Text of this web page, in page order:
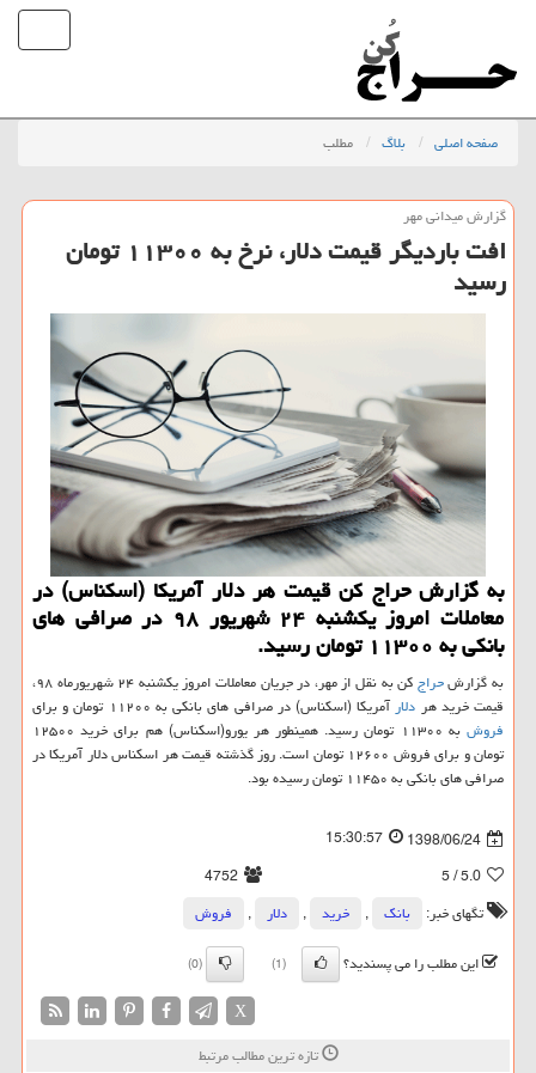
صفحه اصلی بلاگ مطلب
گزارش میدانی مهر
افت باردیگر قیمت دلار، نرخ به ۱۱۳۰۰ تومان
رسید
به گزارش حراج كن قیمت هر دلار آمریكا (اسكناس) در
معاملات امروز یكشنبه ۲۴ شهریور ۹۸ در صرافی های
بانكی به ۱۱۳۰۰ تومان رسید.
به گزارشحراج
كن به نقل از مهر، در جریان معاملات امروز یكشنبه ۲۴ شهریورماه ۹۸،
قیمت خرید هر دلارآمریكا (اسكناس) در صرافی های بانكی به ۱۱۲۰۰ تومان و برای
فروش
به ۱۱۳۰۰ تومان رسید. همینطور هر یورو(اسكناس) هم برای خرید ۱۲۵۰۰
تومان و برای فروش ۱۲۶۰۰ تومان است. روز گذشته قیمت هر اسكناس دلار آمریكا در
صرافی های بانكی به ۱۱۴۵۰ تومان رسیده بود.
1398/06/24
15:30:57
5.0
/ 5
4752
تگهای خبر:
بانك , خرید , دلار ,
فروش
این مطلب را می پسندید؟
(1)
(0)
X
تازه ترین مطالب مرتبط